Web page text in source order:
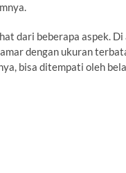
dari beberapa aspek.
dengan ukuran
bisa ditempati oleh